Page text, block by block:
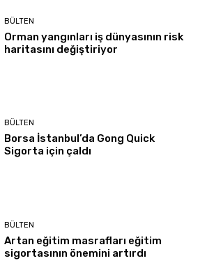
BÜLTEN
Orman yangınları iş dünyasının risk
haritasını değiştiriyor
BÜLTEN
Borsa İstanbul’da Gong Quick
Sigorta için çaldı
BÜLTEN
Artan eğitim masrafları eğitim
sigortasının önemini artırdı